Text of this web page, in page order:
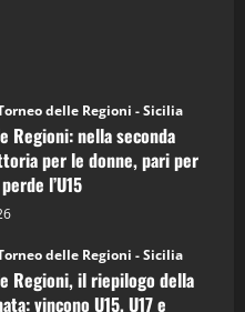
delle Regioni - Sicilia
Regioni: nella seconda
per le donne, pari per
l’U15
delle Regioni - Sicilia
Regioni, il riepilogo della
vincono U15, U17 e